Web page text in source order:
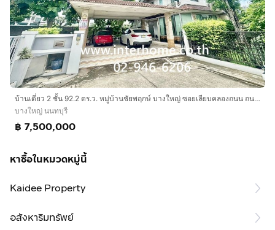
บ้านเดี่ยว 2 ชั้น 92.2 ตร.ว. หมู่บ้านชัยพฤกษ์ บางใหญ่ ซอยเลียบคลองถนน ถนนกาญจนาภิเษก ถนนจันทร์ทองเอื่อม บางใหญ่ นนทบุรี
บางใหญ่ นนทบุรี
฿ 7,500,000
หาซื้อในหมวดหมู่นี้
Kaidee Property
อสังหาริมทรัพย์